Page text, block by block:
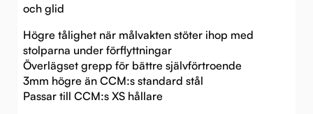
och glid
Högre tålighet när målvakten stöter ihop med
stolparna under förflyttningar
Överlägset grepp för bättre självförtroende
3mm högre än CCM:s standard stål
Passar till CCM:s XS hållare